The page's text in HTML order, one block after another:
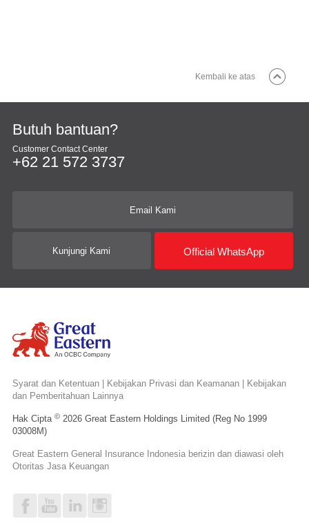
Kembali ke atas
Butuh bantuan?
Customer Contact Center
+62 21 572 3737
Email Kami
Kunjungi Kami Official WhatsApp
Syarat dan Ketentuan| Kebijakan Privasi dan Keamanan|
Kebijakan
dan Pemberitahuan Lainnya
Hak Cipta ©2026 Great Eastern Holdings Limited (Reg No 1999
03008M)
Great Eastern General Insurance Indonesia berizin dan diawasi oleh
Otoritas Jasa Keuangan